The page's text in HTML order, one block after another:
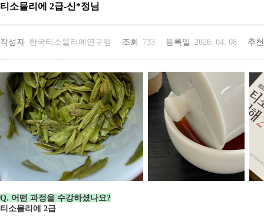
티소믈리에 2급-신*정님
작성자 한국티소믈리에연구원 조회 733 등록일 2026. 04. 08 추천
Q. 어떤 과정을 수강하셨나요?
티소믈리에 2급